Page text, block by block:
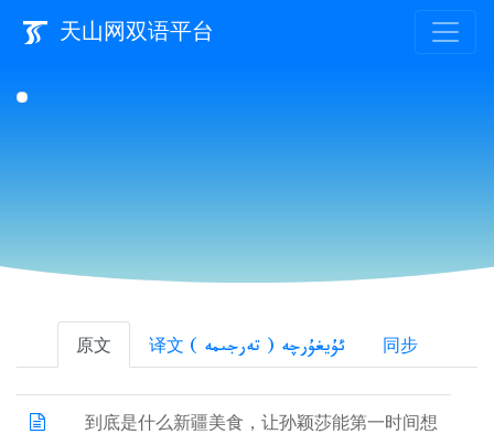
天山网双语平台
原文 译文 ئۇيغۇرچە ( تەرجىمە ) 同步
到底是什么新疆美食，让孙颖莎能第一时间想